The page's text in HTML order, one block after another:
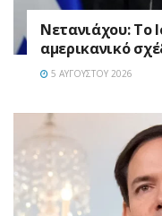
Νετανιάχου: Το
αμερικανικό
5 ΑΥΓΟΎΣΤΟΥ 2026